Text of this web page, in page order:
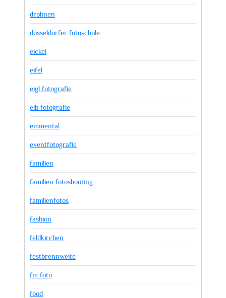
drohnen
düsseldorfer fotoschule
eickel
eifel
eigl fotografie
elb fotografie
emmental
eventfotografie
familien
familien fotoshooting
familienfotos
fashion
feldkirchen
festbrennweite
fm foto
food